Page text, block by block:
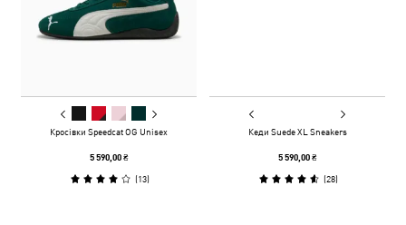
Кросівки Speedcat OG Unisex
5 590,00 ₴
(13)
Кеди Suede XL Sneakers
5 590,00 ₴
(28)